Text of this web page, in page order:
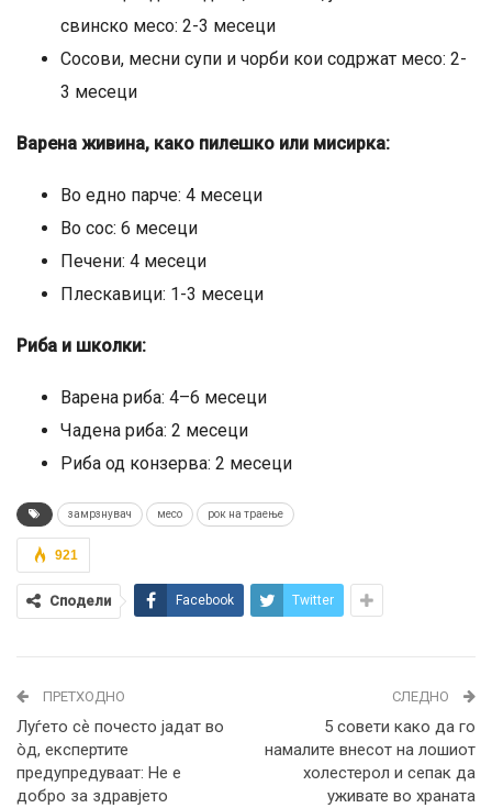
свинско месо: 2-3 месеци
Сосови, месни супи и чорби кои содржат месо: 2-
3 месеци
Варена живина, како пилешко или мисирка:
Во едно парче: 4 месеци
Во сос: 6 месеци
Печени: 4 месеци
Плескавици: 1-3 месеци
Риба и школки:
Варена риба: 4–6 месеци
Чадена риба: 2 месеци
Риба од конзерва: 2 месеци
замрзнувач месо рок на траење
921
Сподели Facebook Twitter
ПРЕТХОДНО
Луѓето сѐ почесто јадат во
òд, експертите
предупредуваат: Не е
добро за здравјето
СЛЕДНО
5 совети како да го
намалите внесот на лошиот
холестерол и сепак да
уживате во храната